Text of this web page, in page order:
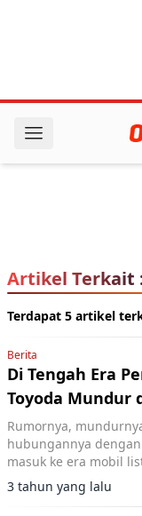
Artikel Terkait
Terdapat 5 artikel
Berita
Di Tengah Era
Toyoda Mundur
Rumornya,
hubungannya
masuk ke era mobil
3 tahun yang lalu